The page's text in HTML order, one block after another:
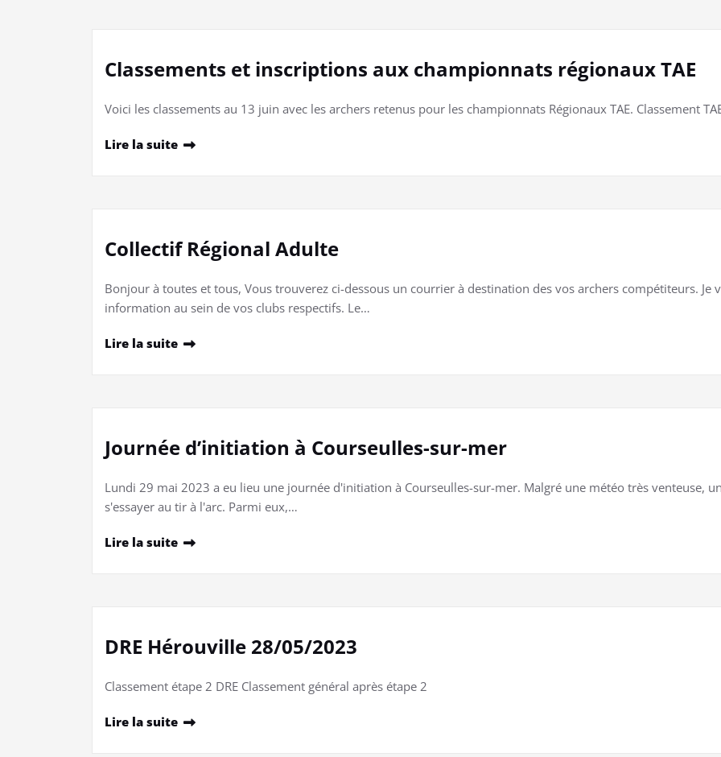
Classements et inscriptions aux championnats régionaux TAE
Voici les classements au 13 juin avec les archers retenus pour les championnats Régionaux TAE. Classement
Lire la suite
Collectif Régional Adulte
Bonjour à toutes et tous, Vous trouverez ci-dessous un courrier à destination des vos archers compétiteurs.
information au sein de vos clubs respectifs. Le…
Lire la suite
Journée d’initiation à Courseulles-sur-mer
Lundi 29 mai 2023 a eu lieu une journée d'initiation à Courseulles-sur-mer. Malgré une météo très venteuse,
s'essayer au tir à l'arc. Parmi eux,…
Lire la suite
DRE Hérouville 28/05/2023
Classement étape 2 DRE Classement général après étape 2
Lire la suite